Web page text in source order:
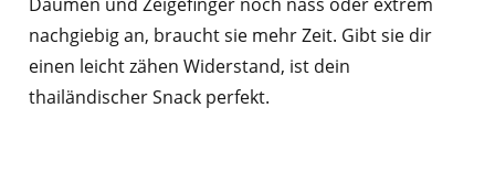
nachgiebig an, braucht sie mehr Zeit. Gibt sie dir
einen leicht zähen Widerstand, ist dein
thailändischer Snack perfekt.